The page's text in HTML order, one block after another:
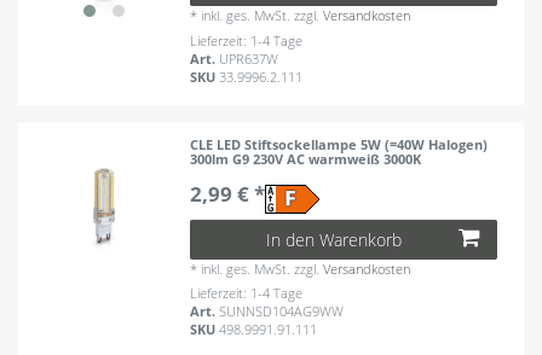
* inkl. ges. MwSt. zzgl.Versandkosten
Lieferzeit: 1-4 Tage
Art. UPR637W
SKU 33.9996.2.111
CLE LED Stiftsockellampe 5W (=40W Halogen)
300lm G9 230V AC warmweiß 3000K
2,99 € *
In den Warenkorb
* inkl. ges. MwSt. zzgl.Versandkosten
Lieferzeit: 1-4 Tage
Art.SUNNSD104AG9WW
SKU498.9991.91.111